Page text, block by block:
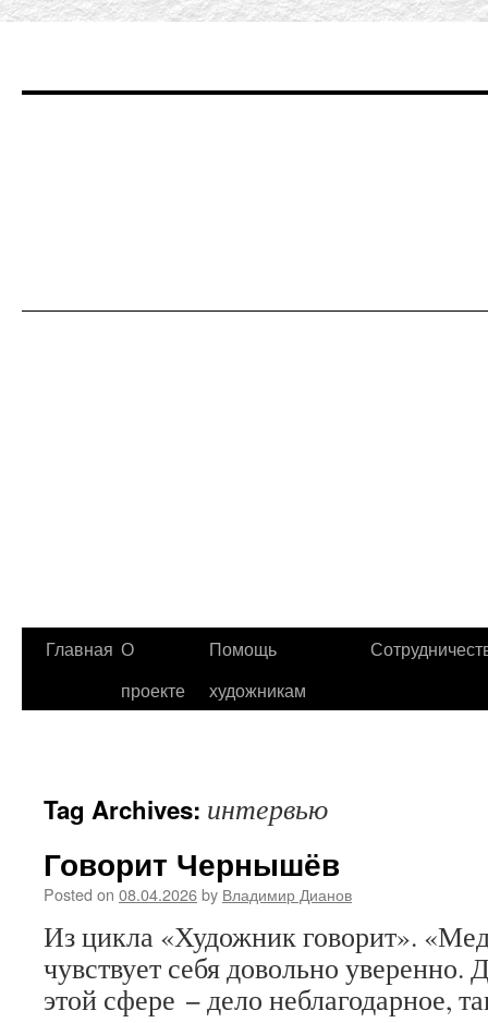
Главная О
проекте
Помощь
художникам
Tag Archives: интервью
Говорит Чернышёв
Posted on 08.04.2026by Владимир Дианов
Из цикла «Художник говорит».
чувствует себя довольно уверенно.
этой сфере − дело неблагодарное,